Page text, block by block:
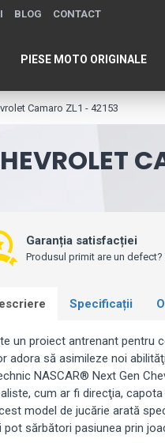
BLOG CONTACT
PIESE MOTO ORIGINALE
Camaro ZL1 - 42153
Garanția satisfacției
Produsul primit are un
Specificații
un proiect antrenant pentru
adora să asimileze noi
NASCAR® Next Gen
cum ar fi direcţia,
model de jucărie arată
pot sărbători pasiunea prin